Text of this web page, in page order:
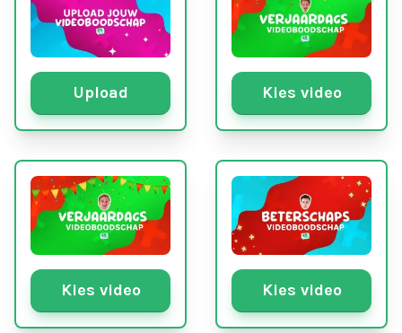
Upload Kies video
Kies video Kies video